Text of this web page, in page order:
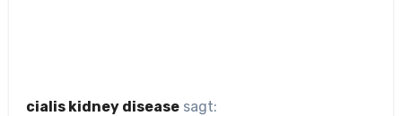
cialis kidney disease sagt: